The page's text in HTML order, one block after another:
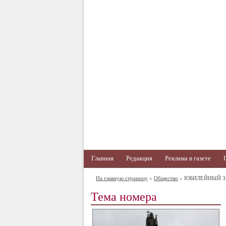
Главная Редакция Реклама в газете
На главную страницу » Общество » ЮБИЛЕЙНЫЙ
Тема номера